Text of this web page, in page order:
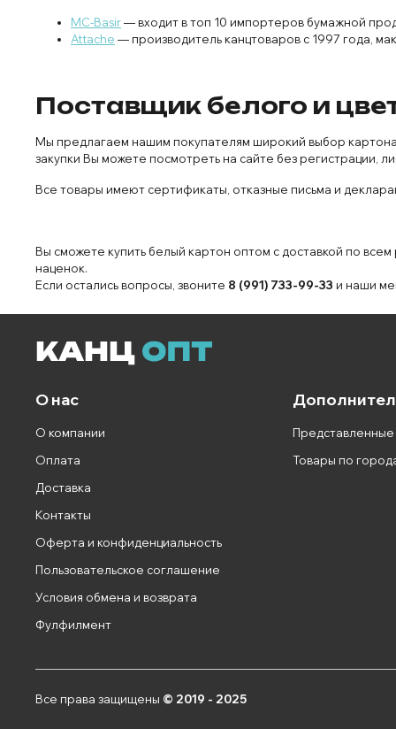
MC-Basir— входит в топ 10 импортеров бумажной
Attache — производитель канцтоваров с 1997 года,
Поставщик белого и
Мы предлагаем нашим покупателям широкий выбор
закупки Вы можете посмотреть на сайте без регистрации,
Все товары имеют сертификаты, отказные письма и
Вы сможете купить белый картон оптом с доставкой по
наценок.
Если остались вопросы, звоните 8 (991) 733-99-33 и наши
О нас
О компании
Оплата
Доставка
Контакты
Оферта и конфиденциальность
Пользовательское соглашение
Условия обмена и возврата
Фулфилмент
Товары по
Все права защищены © 2019 - 2025